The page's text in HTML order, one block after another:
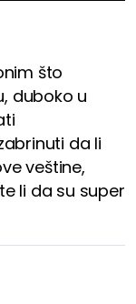
što
duboko u
da li
veštine,
li da su super